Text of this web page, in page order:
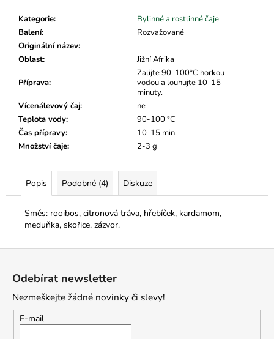
Kategorie:
Bylinné a rostlinné čaje
Balení:
Rozvažované
Originální název:
Oblast: Jižní Afrika
Příprava:
Zalijte 90-100°C horkou
vodou a louhujte 10-15
minuty.
Vícenálevový čaj:
ne
Teplota vody:
90-100 °C
Čas přípravy:
10-15 min.
Množství čaje: 2-3 g
Popis Podobné (4) Diskuze
Směs: rooibos, citronová tráva, hřebíček, kardamom,
meduňka, skořice, zázvor.
u
u
m
Odebírat newsletter
Nezmeškejte žádné novinky či slevy!
E-mail